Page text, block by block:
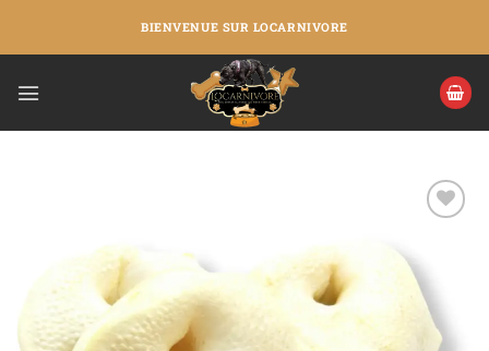
BIENVENUE SUR LOCARNIVORE
à la liste
souhaits